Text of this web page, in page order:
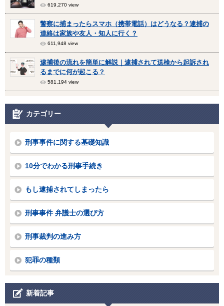
619,270 view
警察に捕まったらスマホ（携帯電話）はどうなる？逮捕の
連絡は家族や友人・知人に行く？
611,948 view
逮捕後の流れを簡単に解説｜逮捕されて送検から起訴され
るまでに何が起こる？
581,194 view
カテゴリー
刑事事件に関する基礎知識
10分でわかる刑事手続き
もし逮捕されてしまったら
刑事事件 弁護士の選び方
刑事裁判の進み方
犯罪の種類
新着記事